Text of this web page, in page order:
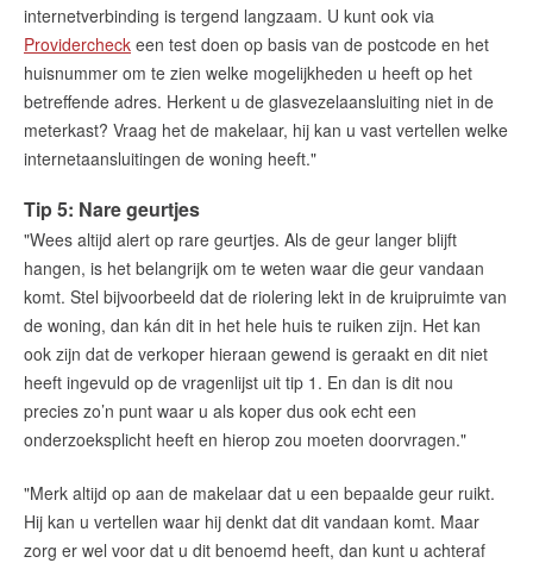
internetverbinding is tergend langzaam. U kunt ook via
Providercheck een test doen op basis van de postcode en het
huisnummer om te zien welke mogelijkheden u heeft op het
betreffende adres. Herkent u de glasvezelaansluiting niet in de
meterkast? Vraag het de makelaar, hij kan u vast vertellen welke
internetaansluitingen de woning heeft."
Tip 5: Nare geurtjes
"Wees altijd alert op rare geurtjes. Als de geur langer blijft
hangen, is het belangrijk om te weten waar die geur vandaan
komt. Stel bijvoorbeeld dat de riolering lekt in de kruipruimte van
de woning, dan kán dit in het hele huis te ruiken zijn. Het kan
ook zijn dat de verkoper hieraan gewend is geraakt en dit niet
heeft ingevuld op de vragenlijst uit tip 1. En dan is dit nou
precies zo’n punt waar u als koper dus ook echt een
onderzoeksplicht heeft en hierop zou moeten doorvragen."
"Merk altijd op aan de makelaar dat u een bepaalde geur ruikt.
Hij kan u vertellen waar hij denkt dat dit vandaan komt. Maar
zorg er wel voor dat u dit benoemd heeft, dan kunt u achteraf